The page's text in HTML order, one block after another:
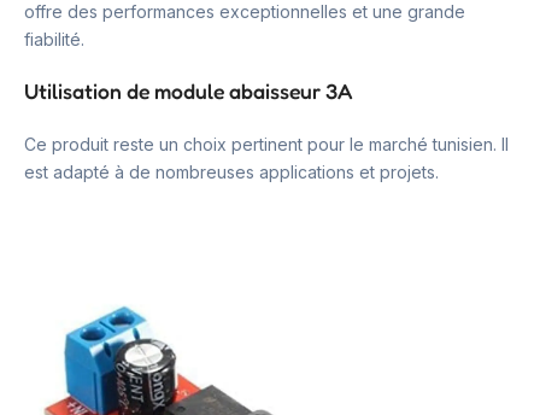
offre des performances exceptionnelles et une grande
fiabilité.
Utilisation de module abaisseur 3A
Ce produit reste un choix pertinent pour le marché tunisien. Il
est adapté à de nombreuses applications et projets.